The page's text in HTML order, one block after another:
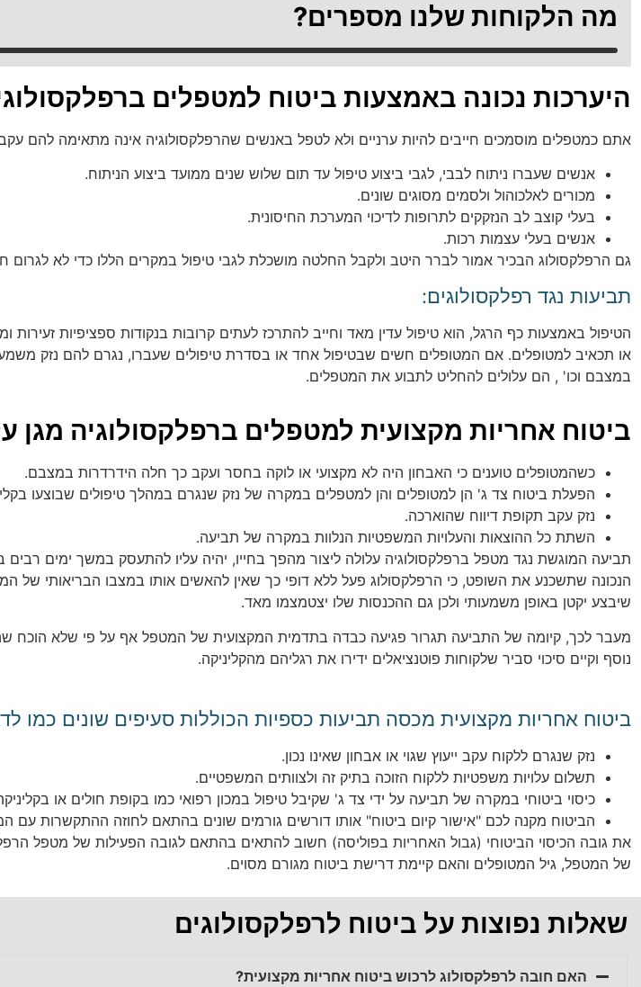
מה הלקוחות שלנו מספרים?
היערכות נכונה באמצעות ביטוח למטפלים
אתם כמטפלים מוסמכים חייבים להיות ערניים ולא לטפל באנשים שהרפלקסולוגיה אינה מתאימה להם
אנשים שעברו ניתוח לבבי, לגבי ביצוע טיפול עד תום שלוש שנים ממועד ביצוע הניתוח.
מכורים לאלכוהול ולסמים מסוגים שונים.
בעלי קוצב לב הנזקקים לתרופות לדיכוי המערכת החיסונית.
אנשים בעלי עצמות רכות.
גם הרפלקסולוג הבכיר אמור לברר היטב ולקבל החלטה מושכלת לגבי טיפול במקרים הללו כדי לא לגרום
תביעות נגד רפלקסולוגים:
הטיפול באמצעות כף הרגל, הוא טיפול עדין מאד וחייב להתרכז לעתים קרובות בנקודות ספציפיות
או תכאיב למטופלים. אם המטופלים חשים שבטיפול אחד או בסדרת טיפולים שעברו, נגרם להם נזק
במצבם וכו' , הם עלולים להחליט לתבוע את המטפלים.
ביטוח אחריות מקצועית למטפלים ברפלקסולוגיה
כשהמטופלים טוענים כי האבחון היה לא מקצועי או לוקה בחסר ועקב כך חלה הידרדרות במצבם.
הפעלת ביטוח צד ג' הן למטופלים והן למטפלים במקרה של נזק שנגרם במהלך טיפולים שבוצעו
נזק עקב תקופת דיווח שהוארכה.
השתת כל ההוצאות והעלויות המשפטיות הנלוות במקרה של תביעה.
תביעה המוגשת נגד מטפל ברפלקסולוגיה עלולה ליצור מהפך בחייו, יהיה עליו להתעסק במשך ימים
הנכונה שתשכנע את השופט, כי הרפלקסולוג פעל ללא דופי כך שאין להאשים אותו במצבו הבריאותי של
שיבצע יקטן באופן משמעותי ולכן גם ההכנסות שלו יצטמצמו מאד.
מעבר לכך, קיומה של התביעה תגרור פגיעה כבדה בתדמית המקצועית של המטפל אף על פי שלא הוכח
נוסף וקיים סיכוי סביר שלקוחות פוטנציאלים ידירו את רגליהם מהקליניקה.
ביטוח אחריות מקצועית מכסה תביעות כספיות הכוללות סעיפים שונים כמו
נזק שנגרם ללקוח עקב ייעוץ שגוי או אבחון שאינו נכון.
תשלום עלויות משפטיות ללקוח הזוכה בתיק זה ולצוותים המשפטיים.
כיסוי ביטוחי במקרה של תביעה על ידי צד ג' שקיבל טיפול במכון רפואי כמו בקופת חולים או
הביטוח מקנה לכם "אישור קיום ביטוח" אותו דורשים גורמים שונים בהתאם לחוזה ההתקשרות עם
את גובה הכיסוי הביטוחי (גבול האחריות בפוליסה) חשוב להתאים בהתאם לגובה הפעילות של מטפל
של המטפל, גיל המטופלים והאם קיימת דרישת ביטוח מגורם מסוים.
שאלות נפוצות על ביטוח לרפלקסולוגים
האם חובה לרפלקסולוג לרכוש ביטוח אחריות מקצועית?